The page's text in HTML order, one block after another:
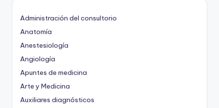
Administración del consultorio
Anatomía
Anestesiología
Angiología
Apuntes de medicina
Arte y Medicina
Auxiliares diagnósticos